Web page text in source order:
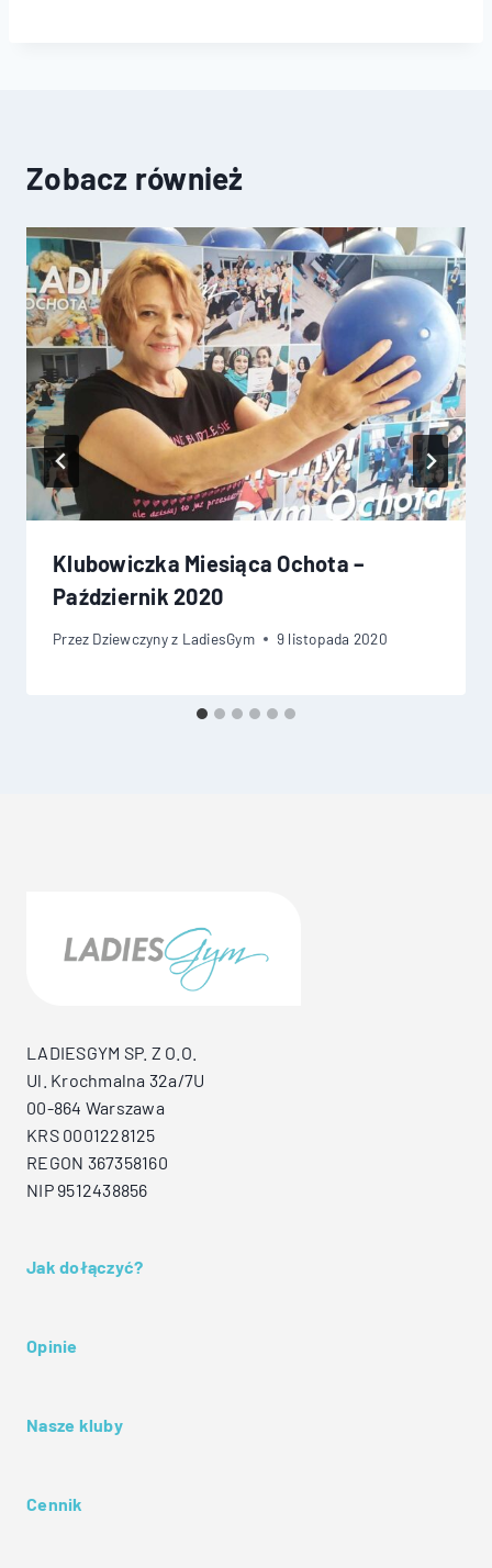
Zobacz również
Klubowiczka Miesiąca Ochota –
Październik 2020
Przez Dziewczyny z LadiesGym 9 listopada 2020
LADIESGYM SP. Z O.O.
Ul. Krochmalna 32a/7U
00-864 Warszawa
KRS 0001228125
REGON 367358160
NIP 9512438856
Jak dołączyć?
Opinie
Nasze kluby
Cennik